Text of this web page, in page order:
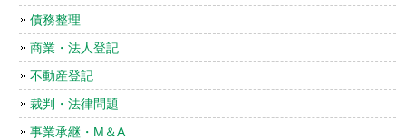
債務整理
商業・法人登記
不動産登記
裁判・法律問題
事業承継・M＆A